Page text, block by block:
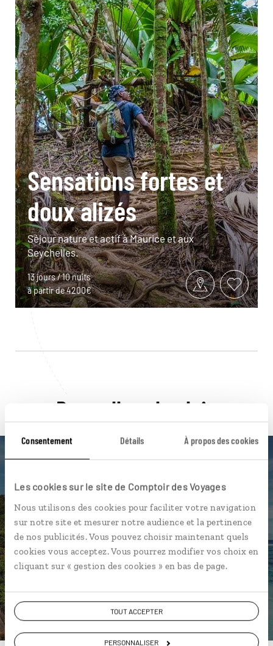
Consentement Détails À propos des cookies
Les cookies sur le site de Comptoir des Voyages
Nous utilisons des cookies pour faciliter votre navigation
sur notre site et mesurer notre audience et la pertinence
de nos publicités. Vous pouvez choisir maintenant quels
cookies vous acceptez. Vous pourrez modifier vos choix en
cliquant sur « gestion des cookies » en bas de page.
TOUT ACCEPTER
PERSONNALISER
Sensations fortes et
doux alizés
Séjour nature et actif à Maurice et aux
Seychelles.
13 jours / 10 nuits
à partir de 4200€
Pour aller plus loin
Nos 8 idées de voyage
Seychelles